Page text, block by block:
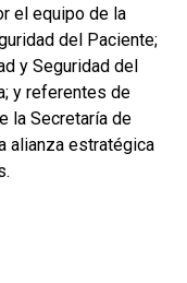
el equipo de la
del Paciente;
y Seguridad del
y referentes de
la Secretaría de
alianza estratégica